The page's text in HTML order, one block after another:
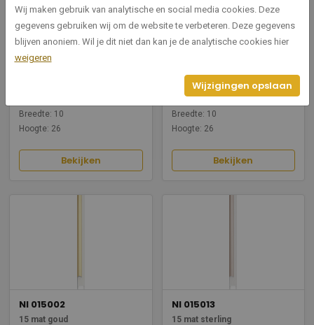
Breedte: 10
Hoogte: 26
Bekijken
15 mat brons
Breedte: 10
Hoogte: 26
Bekijken
NI 015002
15 mat goud
NI 015013
15 mat sterling
Wij maken gebruik van analytische en social media cookies. Deze
gegevens gebruiken wij om de website te verbeteren. Deze gegevens
blijven anoniem. Wil je dit niet dan kan je de analytische cookies hier
weigeren
Wijzigingen opslaan